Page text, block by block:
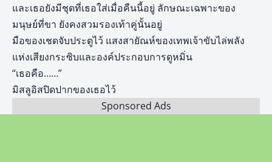
และเธอยังมีชุดที่เธอใส่เมื่อคืนนี้อยู่ ลักษณะเฉพาะของ
มนุษย์ที่ขา ยังคงสวมรองเท้าคู่นั้นอยู่
มือของเชดจับประตูไว้ แสงสายัณห์ของเทพเจ้าขับไล่พลัง
แห่งเสียงกระซิบและองค์ประกอบการดูหมิ่น
“เธอคือ……”
มิสลูอิสปิดปากของเธอไว้
Sponsored Ads